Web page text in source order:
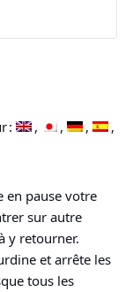
:
en pause votre
sur autre
y retourner.
et arrête les
tous les